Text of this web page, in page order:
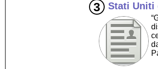
Stati Uniti